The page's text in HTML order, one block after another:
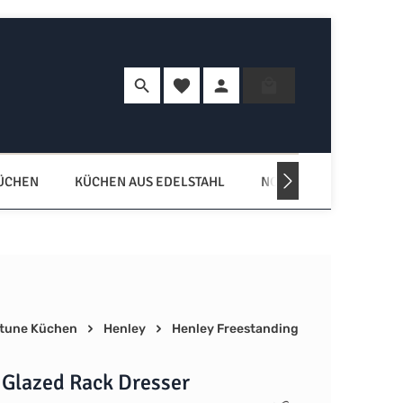
Du hast 0 Produkte auf dem Merkzettel
KÜCHEN AUS EDELSTAHL NORDISCHE KÜCHEN
Küchen Henley Henley Freestanding
Rack Dresser